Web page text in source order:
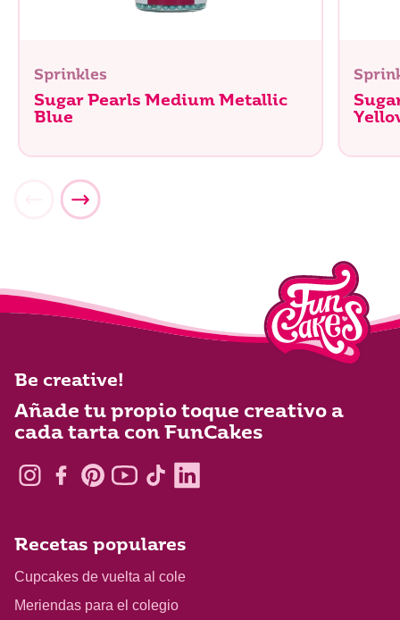
Sprinkles
Sugar Pearls Medium Metallic
Blue
Be creative!
Añade tu propio toque creativo a
cada tarta con FunCakes
Recetas populares
Cupcakes de vuelta al cole
Meriendas para el colegio